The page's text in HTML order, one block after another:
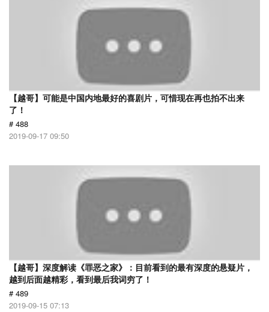
【越哥】可能是中国内地最好的喜剧片，可惜现在再也拍不出来
了！
# 488
2019-09-17 09:50
【越哥】深度解读《罪恶之家》：目前看到的最有深度的悬疑片，
越到后面越精彩，看到最后我词穷了！
# 489
2019-09-15 07:13